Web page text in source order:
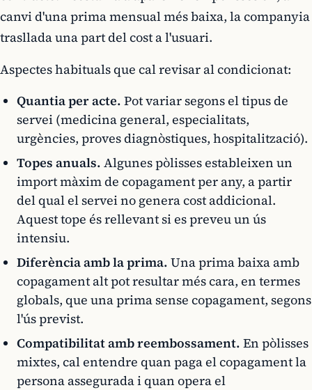
canvi d'una prima mensual més baixa, la companyia
trasllada una part del cost a l'usuari.
Aspectes habituals que cal revisar al condicionat:
Quantia per acte. Pot variar segons el tipus de
servei (medicina general, especialitats,
urgències, proves diagnòstiques, hospitalització).
Topes anuals. Algunes pòlisses estableixen un
import màxim de copagament per any, a partir
del qual el servei no genera cost addicional.
Aquest tope és rellevant si es preveu un ús
intensiu.
Diferència amb la prima. Una prima baixa amb
copagament alt pot resultar més cara, en termes
globals, que una prima sense copagament, segons
l'ús previst.
Compatibilitat amb reembossament. En pòlisses
mixtes, cal entendre quan paga el copagament la
persona assegurada i quan opera el